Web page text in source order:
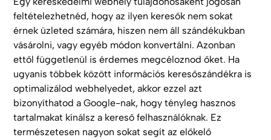
feltételezhetnéd, hogy az ilyen keresők nem sokat
érnek üzleted számára, hiszen nem áll szándékukban
vásárolni, vagy egyéb módon konvertálni. Azonban
ettől függetlenül is érdemes megcéloznod őket. Ha
ugyanis többek között információs keresőszándékra is
optimalizálod webhelyedet, akkor ezzel azt
bizonyíthatod a Google-nak, hogy tényleg hasznos
tartalmakat kínálsz a kereső felhasználóknak. Ez
természetesen nagyon sokat segít az előkelő